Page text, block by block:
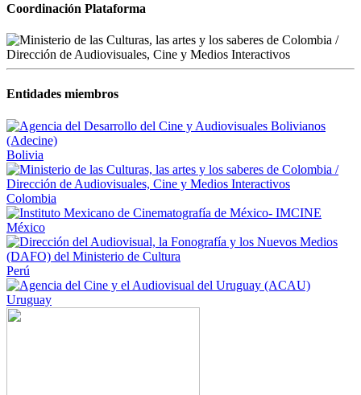
Coordinación Plataforma
Entidades miembros
Bolivia
Colombia
México
Perú
Uruguay